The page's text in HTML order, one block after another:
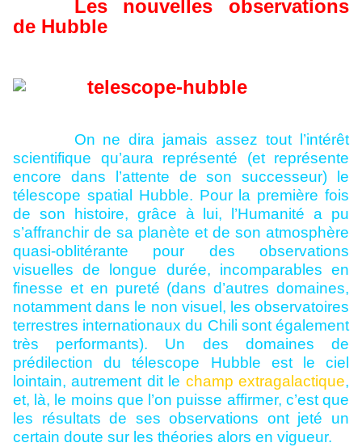
Les nouvelles observations
de Hubble
On ne dira jamais assez tout l’intérêt
scientifique qu’aura représenté (et représente
encore dans l’attente de son successeur) le
télescope spatial Hubble. Pour la première fois
de son histoire, grâce à lui, l’Humanité a pu
s’affranchir de sa planète et de son atmosphère
quasi-oblitérante pour des observations
visuelles de longue durée, incomparables en
finesse et en pureté (dans d’autres domaines,
notamment dans le non visuel, les observatoires
terrestres internationaux du Chili sont également
très performants). Un des domaines de
prédilection du télescope Hubble est le ciel
lointain, autrement dit le champ extragalactique,
et, là, le moins que l’on puisse affirmer, c’est que
les résultats de ses observations ont jeté un
certain doute sur les théories alors en vigueur.